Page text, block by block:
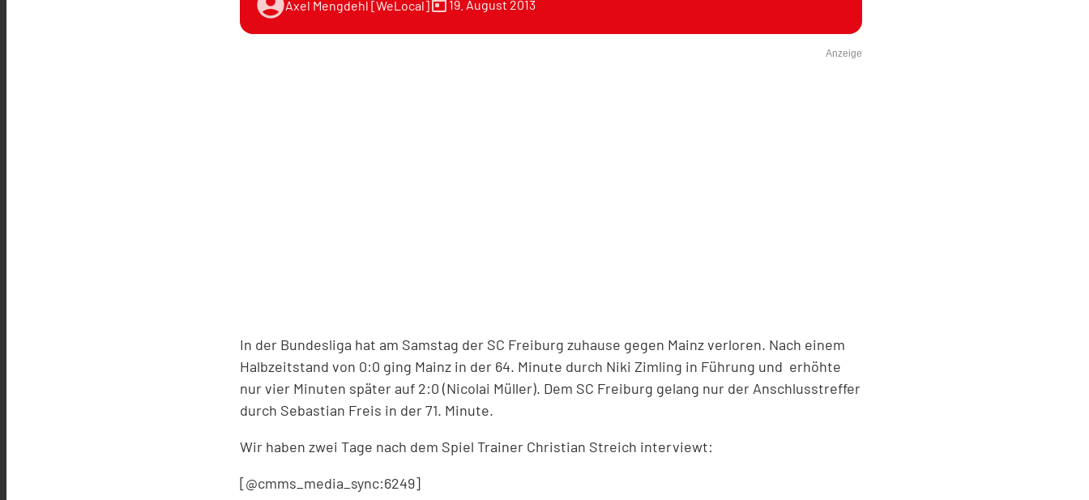
Axel Mengdehl [WeLocal]today 19. August 2013
Anzeige
In der Bundesliga hat am Samstag der SC Freiburg zuhause gegen Mainz verloren. Nach einem
Halbzeitstand von 0:0 ging Mainz in der 64. Minute durch Niki Zimling in Führung und erhöhte
nur vier Minuten später auf 2:0 (Nicolai Müller). Dem SC Freiburg gelang nur der Anschlusstreffer
durch Sebastian Freis in der 71. Minute.
Wir haben zwei Tage nach dem Spiel Trainer Christian Streich interviewt:
[@cmms_media_sync:6249]